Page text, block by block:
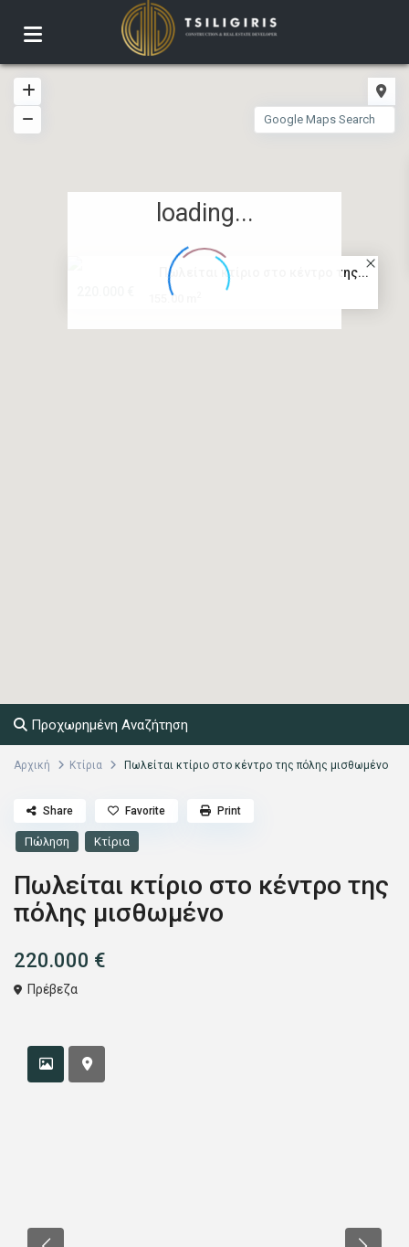
Πωλείται κτίριο στο κέντρο της...
155.00 m
loading...
Προχωρημένη Αναζήτηση
Αρχική Κτίρια Πωλείται κτίριο στο κέντρο της πόλης μισθωμένο
Πώληση Κτίρια
Πωλείται κτίριο στο κέντρο της
πόλης μισθωμένο
220.000 €
Πρέβεζα
Share Favorite Print